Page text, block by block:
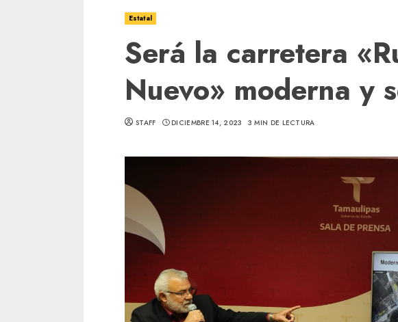
Estatal
Será la carretera
Nuevo» moderna y
STAFF DICIEMBRE 14, 2023 3 MIN DE LECTURA